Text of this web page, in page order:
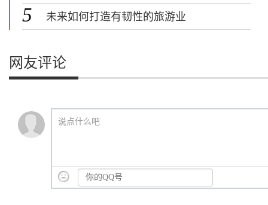
堪称现实版桃花源
5 未来如何打造有韧性的旅游业
网友评论
说点什么吧